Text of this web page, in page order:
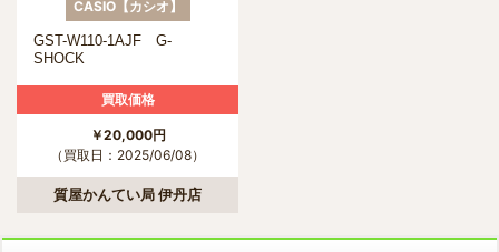
CASIO【カシオ】
GST-W110-1AJF G-
SHOCK
買取価格
￥20,000円
（買取日：2025/06/08）
質屋かんてい局 伊丹店